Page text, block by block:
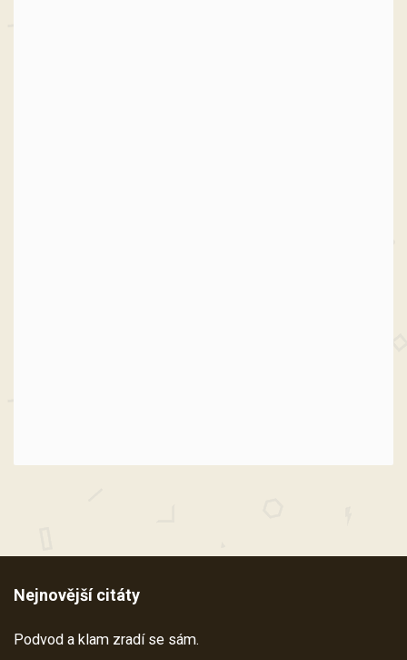
Nejnovější citáty
Podvod a klam zradí se sám.